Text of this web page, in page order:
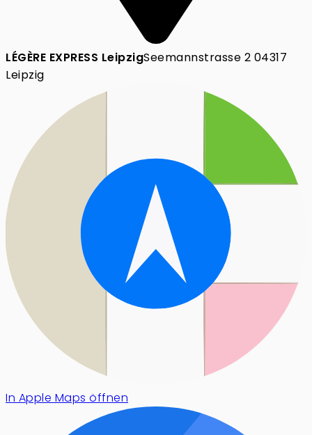
LÉGÈRE EXPRESS LeipzigSeemannstrasse 2 04317
Leipzig
In Apple Maps öffnen